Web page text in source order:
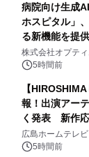
病院向け生成
ホスピタル」
る新機能を提
株式会社オプテ
ード：3694)
5時間前
【
報！出演アー
く発表 新作
同時オープン
広島ホームテレ
5時間前